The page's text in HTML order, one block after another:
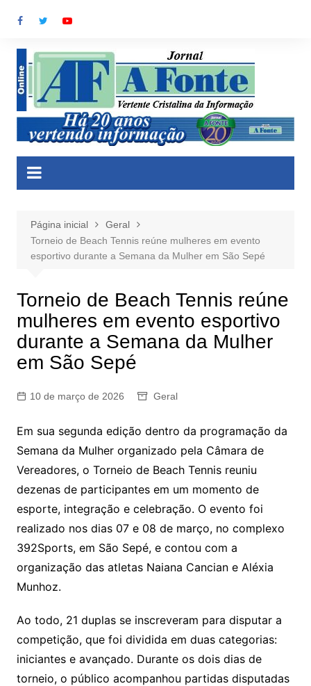
para
conteúdo
Página inicial
Geral
Torneio de Beach Tennis reúne mulheres em evento
esportivo durante a Semana da Mulher em São Sepé
Torneio de Beach Tennis reúne
mulheres em evento esportivo
durante a Semana da Mulher
em São Sepé
10 de março de 2026 Geral
Em sua segunda edição dentro da programação da
Semana da Mulher organizado pela Câmara de
Vereadores, o Torneio de Beach Tennis reuniu
dezenas de participantes em um momento de
esporte, integração e celebração. O evento foi
realizado nos dias 07 e 08 de março, no complexo
392Sports, em São Sepé, e contou com a
organização das atletas Naiana Cancian e Aléxia
Munhoz.
Ao todo, 21 duplas se inscreveram para disputar a
competição, que foi dividida em duas categorias:
iniciantes e avançado. Durante os dois dias de
torneio, o público acompanhou partidas disputadas